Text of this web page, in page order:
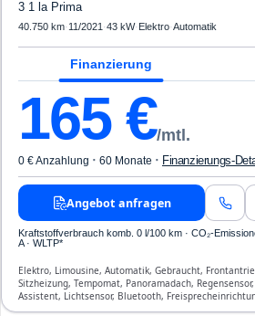
3 1 la Prima
40.750 km· 11/2021 ·43 kW· Elektro·Automatik
Finanzierung
165€/mtl.
0 € Anzahlung · 60 Monate · Finanzierungs-
Angebot anfragen
Kraftstoffverbrauch komb. 0 l/100 km · CO₂-
A · WLTP*
Elektro, Limousine, Automatik, Gebraucht,
Sitzheizung, Tempomat, Panoramadach,
Assistent, Lichtsensor, Bluetooth,
Erkennung, ESP, ABS, Klimaautomatik, Front-,